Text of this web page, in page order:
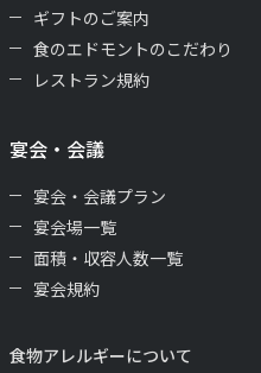
ギフトのご案内
食のエドモントのこだわり
レストラン規約
宴会・会議
宴会・会議プラン
宴会場一覧
面積・収容人数一覧
宴会規約
食物アレルギーについて